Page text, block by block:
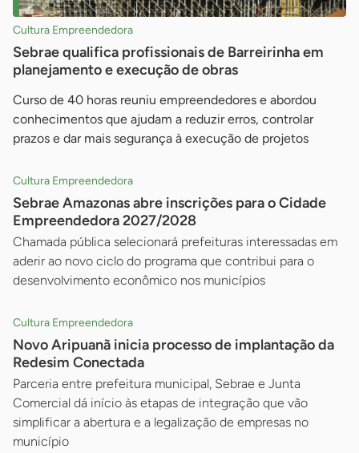
Cultura Empreendedora
Sebrae qualifica profissionais de Barreirinha em
planejamento e execução de obras
Curso de 40 horas reuniu empreendedores e abordou
conhecimentos que ajudam a reduzir erros, controlar
prazos e dar mais segurança à execução de projetos
Cultura Empreendedora
Sebrae Amazonas abre inscrições para o Cidade
Empreendedora 2027/2028
Chamada pública selecionará prefeituras interessadas em
aderir ao novo ciclo do programa que contribui para o
desenvolvimento econômico nos municípios
Cultura Empreendedora
Novo Aripuanã inicia processo de implantação da
Redesim Conectada
Parceria entre prefeitura municipal, Sebrae e Junta
Comercial dá início às etapas de integração que vão
simplificar a abertura e a legalização de empresas no
município